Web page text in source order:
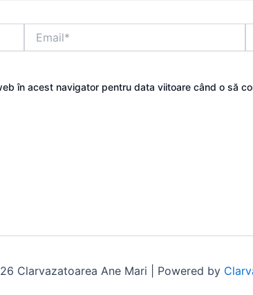
în acest navigator pentru data viitoare când o să
Clarvazatoarea Ane Mari | Powered by